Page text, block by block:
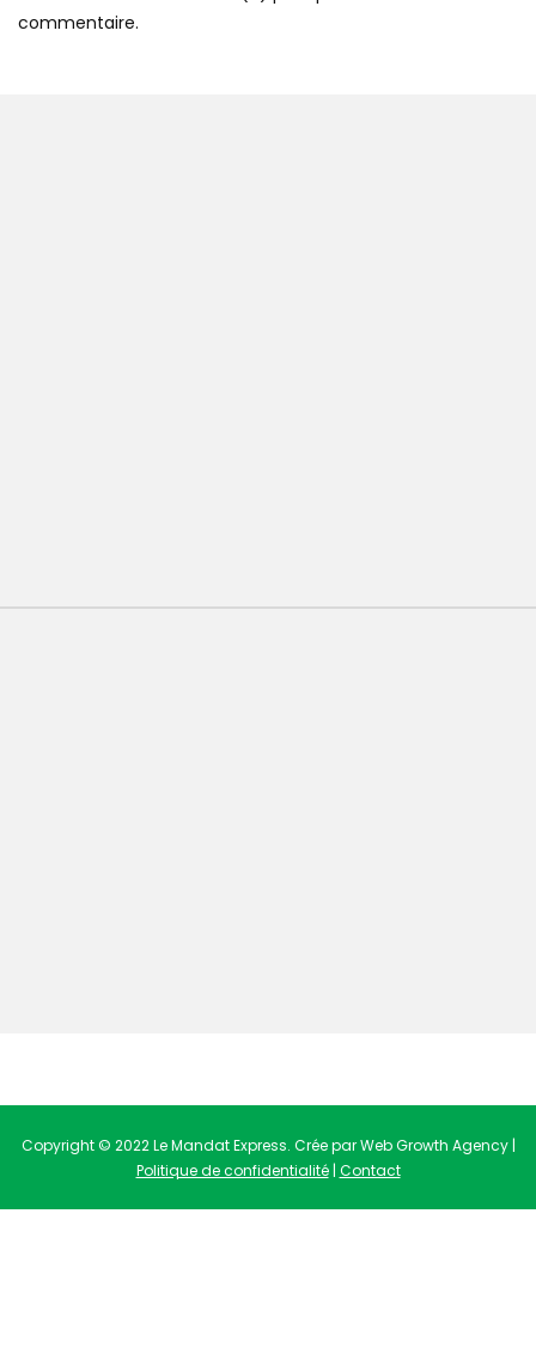
commentaire.
Copyright © 2022 Le Mandat Express. Crée par Web Growth Agency |
Politique de confidentialité| Contact